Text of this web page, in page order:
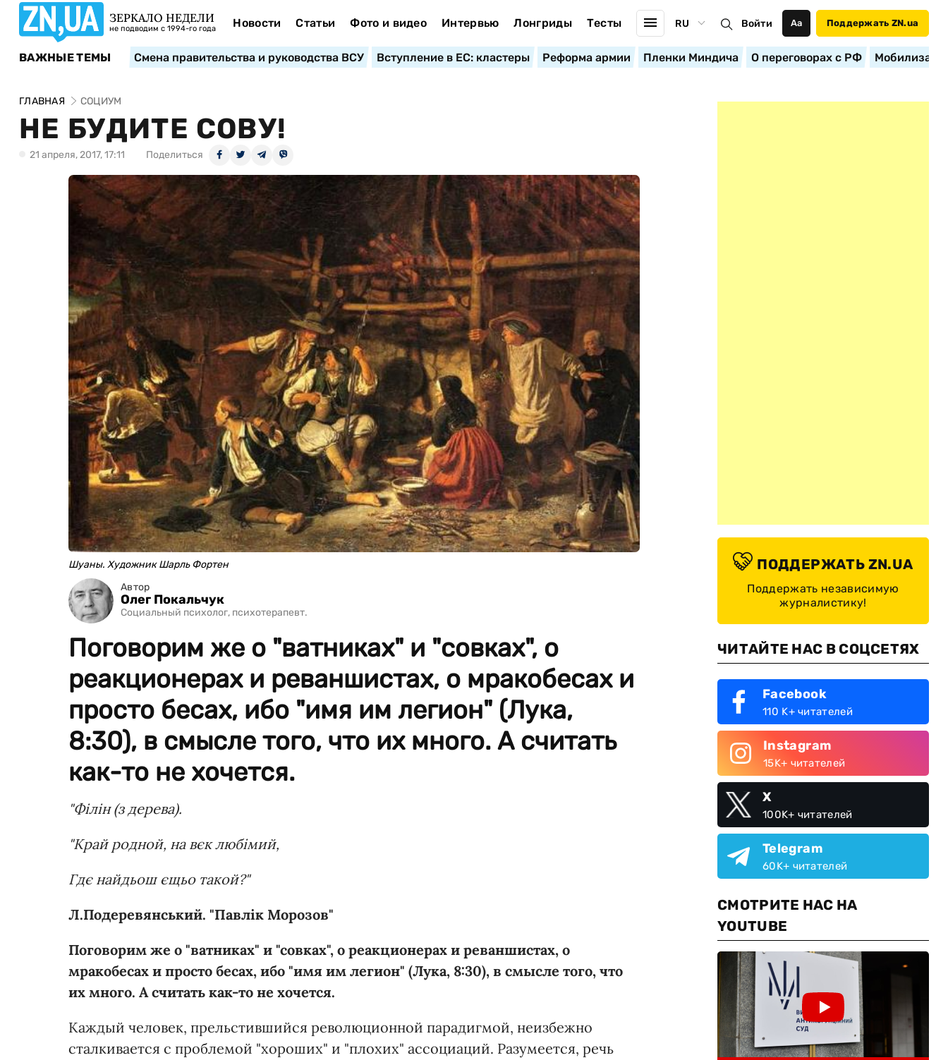
ЗЕРКАЛО НЕДЕЛИ
не подводим с 1994-го года Новости Статьи Фото и видео Интервью Лонгриды Тесты RU Войти Аа Поддержать ZN.ua
ВАЖНЫЕ ТЕМЫ Смена правительства и руководства ВСУ Вступление в ЕС: кластеры Реформа армии Пленки Миндича О переговорах с РФ
ГЛАВНАЯ СОЦИУМ
НЕ БУДИТЕ СОВУ!
21 апреля, 2017, 17:11 Поделиться
Шуаны. Художник Шарль Фортен
Автор
Олег Покальчук
Социальный психолог, психотерапевт.
Поговорим же о "ватниках" и "совках", о
реакционерах и реваншистах, о мракобесах и
просто бесах, ибо "имя им легион" (Лука,
8:30), в смысле того, что их много. А считать
как-то не хочется.
"Філін (з дерева).
"Край родной, на вєк любімий,
Гдє найдьош єщьо такой?"
Л.Подеревянський. "Павлік Морозов"
Поговорим же о "ватниках" и "совках", о реакционерах и реваншистах, о
мракобесах и просто бесах, ибо "имя им легион" (Лука, 8:30), в смысле того, что
их много. А считать как-то не хочется.
Каждый человек, прельстившийся революционной парадигмой, неизбежно
сталкивается с проблемой "хороших" и "плохих" ассоциаций. Разумеется, речь
ПОДДЕРЖАТЬ ZN.UA
Поддержать независимую
журналистику!
ЧИТАЙТЕ НАС В СОЦСЕТЯХ
Facebook
110 K+ читателей
Instagram
15K+ читателей
X
100K+ читателей
Telegram
60K+ читателей
СМОТРИТЕ НАС НА
YOUTUBE